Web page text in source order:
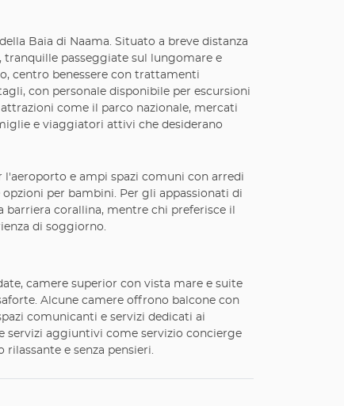
Baia di Naama. Situato a breve distanza
tranquille passeggiate sul lungomare e
centro benessere con trattamenti
con personale disponibile per escursioni
come il parco nazionale, mercati
e viaggiatori attivi che desiderano
l'aeroporto e ampi spazi comuni con arredi
per bambini. Per gli appassionati di
corallina, mentre chi preferisce il
di soggiorno.
camere superior con vista mare e suite
Alcune camere offrono balcone con
comunicanti e servizi dedicati ai
servizi aggiuntivi come servizio concierge
e senza pensieri.